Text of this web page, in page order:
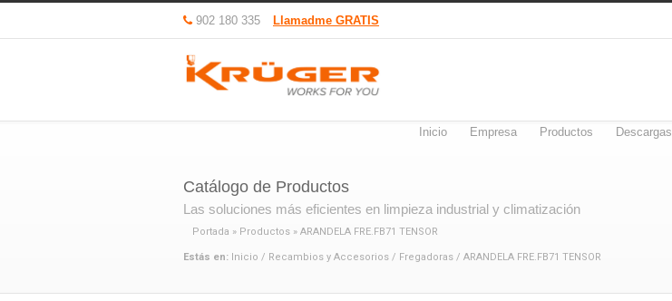
902 180 335 Llamadme GRATIS
Inicio Empresa Productos Descargas
Catálogo de Productos
Las soluciones más eficientes en limpieza industrial y climatización
Portada » Productos » ARANDELA FRE.FB71 TENSOR
Estás en: Inicio / Recambios y Accesorios / Fregadoras / ARANDELA FRE.FB71 TENSOR